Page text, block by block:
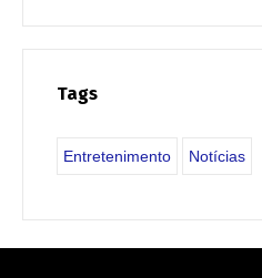
Tags
Entretenimento Notícias